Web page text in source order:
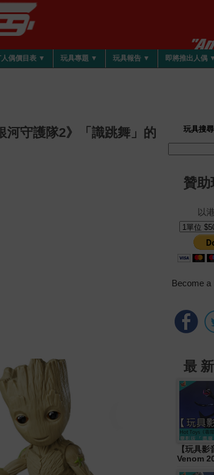
人偶價目表 ▼ 玩具專題 ▼ 玩具報告 ▼ 即將推出人偶 ▼
河守護隊2》「識跳舞」的
玩具搜
贊助
以
Become a
最
【玩具
Venom